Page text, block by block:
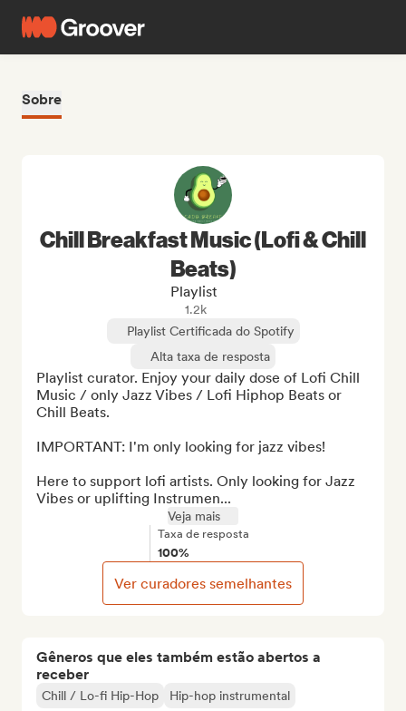
Sobre
Gêneros que eles também estão abertos a
receber
Chill / Lo-fi Hip-Hop Hip-hop instrumental
Chill Breakfast Music (Lofi & Chill
Beats)
Playlist
1.2k
Playlist Certificada do Spotify
Alta taxa de resposta
Playlist curator. Enjoy your daily dose of Lofi Chill
Music / only Jazz Vibes / Lofi Hiphop Beats or
Chill Beats.
IMPORTANT: I'm only looking for jazz vibes!
Here to support lofi artists. Only looking for Jazz
Vibes or uplifting Instrumen...
Veja mais
Taxa de resposta
100%
Ver curadores semelhantes